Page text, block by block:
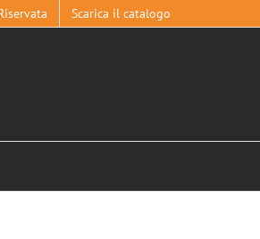
Scarica il catalogo